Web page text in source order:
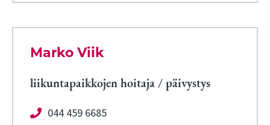
Marko Viik
liikuntapaikkojen hoitaja / päivystys
044 459 6685